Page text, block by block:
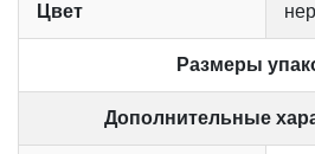
Цвет
Размеры
Дополнительные